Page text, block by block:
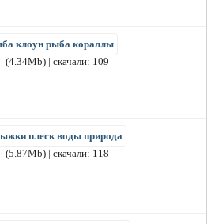
клоун рыба кораллы
| (4.34Mb) | скачали: 109
плеск воды природа
| (5.87Mb) | скачали: 118